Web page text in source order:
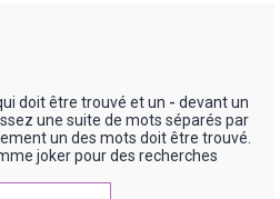
doit être trouvé et un - devant un
une suite de mots séparés par
un des mots doit être trouvé.
joker pour des recherches